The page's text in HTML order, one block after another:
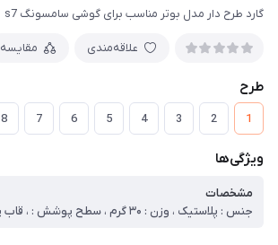
گارد طرح دار مدل بوتر مناسب برای گوشی سامسونگ s7
علاقه‌مندی مقایسه
طرح
1
2
3
4
5
6
7
8
ویژگی‌ها
مشخصات